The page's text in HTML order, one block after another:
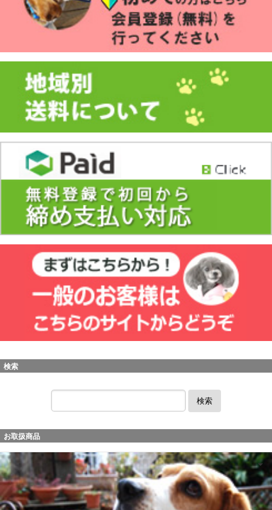
検索
検索
お取扱商品